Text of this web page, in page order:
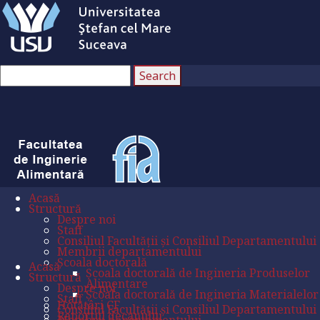
Acasă
Structură
Despre noi
Staff
Consiliul Facultății și Consiliul Departamentului
Membrii departamentului
Școala doctorală
Școala doctorală de Ingineria Produselor
Alimentare
Școala doctorală de Ingineria Materialelor
Hotătâri CF
Raportul decanului
Acasă
Structură
Despre noi
Staff
Consiliul Facultății și Consiliul Departamentului